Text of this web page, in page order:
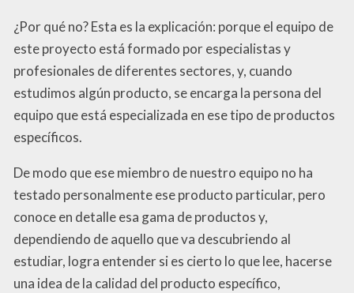
¿Por qué no? Esta es la explicación: porque el equipo de
este proyecto está formado por especialistas y
profesionales de diferentes sectores, y, cuando
estudimos algún producto, se encarga la persona del
equipo que está especializada en ese tipo de productos
específicos.
De modo que ese miembro de nuestro equipo no ha
testado personalmente ese producto particular, pero
conoce en detalle esa gama de productos y,
dependiendo de aquello que va descubriendo al
estudiar, logra entender si es cierto lo que lee, hacerse
una idea de la calidad del producto específico,